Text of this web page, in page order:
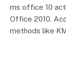
ms office 10
Office 2010.
methods like